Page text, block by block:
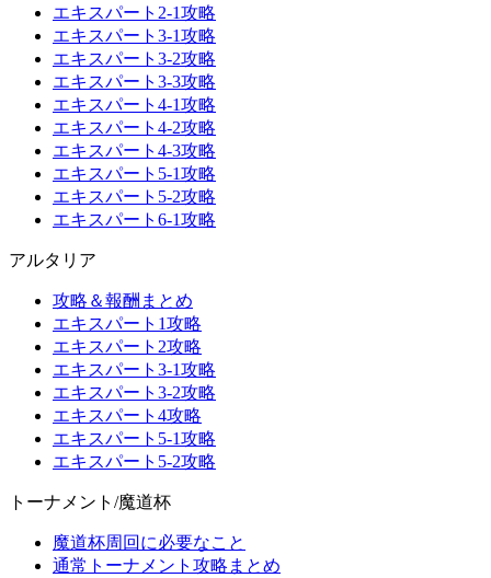
エキスパート2-1攻略
エキスパート3-1攻略
エキスパート3-2攻略
エキスパート3-3攻略
エキスパート4-1攻略
エキスパート4-2攻略
エキスパート4-3攻略
エキスパート5-1攻略
エキスパート5-2攻略
エキスパート6-1攻略
アルタリア
攻略＆報酬まとめ
エキスパート1攻略
エキスパート2攻略
エキスパート3-1攻略
エキスパート3-2攻略
エキスパート4攻略
エキスパート5-1攻略
エキスパート5-2攻略
トーナメント/魔道杯
魔道杯周回に必要なこと
通常トーナメント攻略まとめ